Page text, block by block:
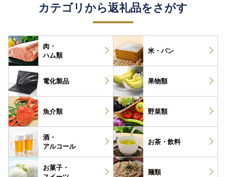
カテゴリから返礼品をさがす
肉・
ハム類
米・パン
電化製品 果物類
魚介類 野菜類
酒・
アルコール
お茶・ 飲料
お菓子・
麺類